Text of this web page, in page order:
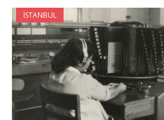
İSTANBUL